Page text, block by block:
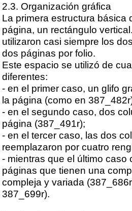
2.3. Organización gráfica
La primera estructura básica
página, un rectángulo
utilizaron casi siempre los
dos páginas por folio.
Este espacio se utilizó de
diferentes:
- en el primer caso, un glifo
la página (como en
- en el segundo caso, dos
página (387_491r);
- en el tercer caso, las dos
reemplazaron por cuatro
- mientras que el último caso
páginas que tienen una
compleja y variada
387_699r).